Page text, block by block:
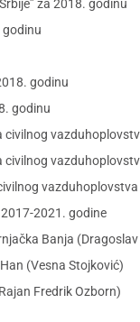
za 2018. godinu
godinu
godinu
godinu
vazduhoplovstva
2021. godine
Banja
(Vesna Stojković)
Fredrik Ozborn)